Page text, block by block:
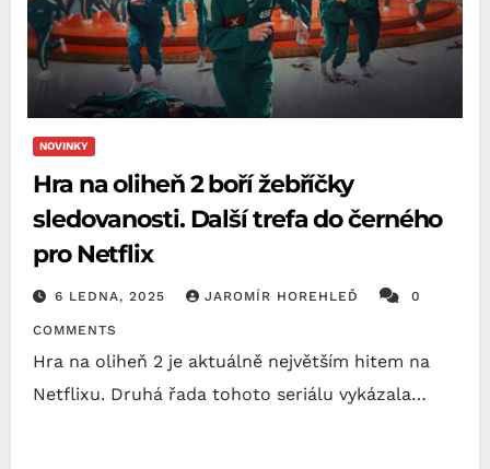
NOVINKY
Hra na oliheň 2 boří žebříčky
sledovanosti. Další trefa do černého
pro Netflix
6 LEDNA, 2025 JAROMÍR HOREHLEĎ 0
COMMENTS
Hra na oliheň 2 je aktuálně největším hitem na
Netflixu. Druhá řada tohoto seriálu vykázala…